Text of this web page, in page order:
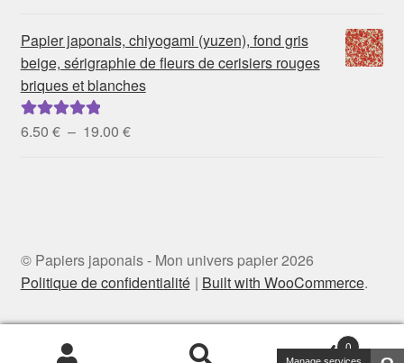
prix :
6.50 €
à
19.00 €
Papier japonais, chiyogami (yuzen), fond gris
beige, sérigraphie de fleurs de cerisiers rouges
briques et blanches
Note 5.00 sur
6.50 € – 19.00 €Plage
© Papiers japonais - Mon univers papier 2026
Politique de confidentialité
Built with WooCommerce.
0